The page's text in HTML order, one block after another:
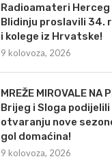
Radioamateri Herceg
Blidinju proslavili 34.
i kolege iz Hrvatske!
9 kolovoza, 2026
MREŽE MIROVALE NA
Brijeg i Sloga podijelili
otvaranju nove
gol domaćina!
9 kolovoza, 2026